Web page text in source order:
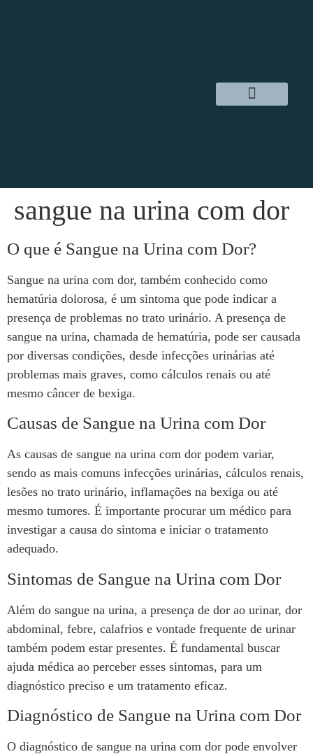
sangue na urina com dor
O que é Sangue na Urina com Dor?
Sangue na urina com dor, também conhecido como
hematúria dolorosa, é um sintoma que pode indicar a
presença de problemas no trato urinário. A presença de
sangue na urina, chamada de hematúria, pode ser causada
por diversas condições, desde infecções urinárias até
problemas mais graves, como cálculos renais ou até
mesmo câncer de bexiga.
Causas de Sangue na Urina com Dor
As causas de sangue na urina com dor podem variar,
sendo as mais comuns infecções urinárias, cálculos renais,
lesões no trato urinário, inflamações na bexiga ou até
mesmo tumores. É importante procurar um médico para
investigar a causa do sintoma e iniciar o tratamento
adequado.
Sintomas de Sangue na Urina com Dor
Além do sangue na urina, a presença de dor ao urinar, dor
abdominal, febre, calafrios e vontade frequente de urinar
também podem estar presentes. É fundamental buscar
ajuda médica ao perceber esses sintomas, para um
diagnóstico preciso e um tratamento eficaz.
Diagnóstico de Sangue na Urina com Dor
O diagnóstico de sangue na urina com dor pode envolver